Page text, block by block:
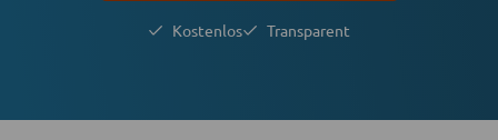
Kostenlos Transparent